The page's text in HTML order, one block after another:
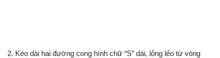
2. Kéo dài hai đường cong hình chữ “S” dài, lỏng lẻo từ vòng